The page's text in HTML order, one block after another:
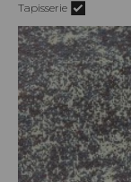
Tapisserie